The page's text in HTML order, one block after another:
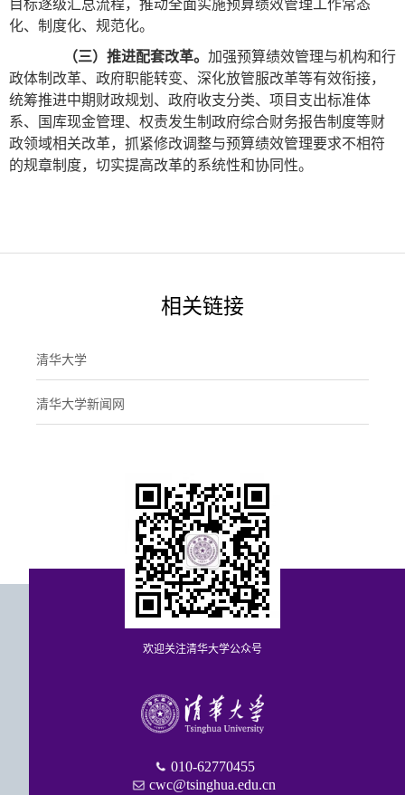
目标逐级汇总流程，推动全面实施预算绩效管理工作常态
化、制度化、规范化。
（三）推进配套改革。 加强预算绩效管理与机构和行
政体制改革、政府职能转变、深化放管服改革等有效衔接，
统筹推进中期财政规划、政府收支分类、项目支出标准体
系、国库现金管理、权责发生制政府综合财务报告制度等财
政领域相关改革，抓紧修改调整与预算绩效管理要求不相符
的规章制度，切实提高改革的系统性和协同性。
相关链接
清华大学
清华大学新闻网
欢迎关注清华大学公众号
010-62770455
cwc@tsinghua.edu.cn